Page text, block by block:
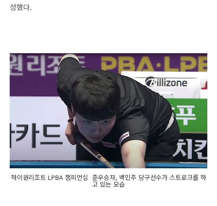
성했다.
하이원리조트 LPBA 챔피언십 준우승자, 백민주 당구선수가 스트로크를 하
고 있는 모습